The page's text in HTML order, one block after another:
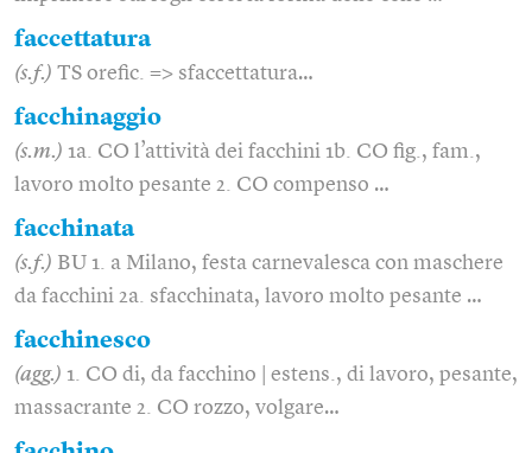
faccettatura
(s.f.) TS orefic. => sfaccettatura…
facchinaggio
(s.m.) 1a. CO l’attività dei facchini 1b. CO fig., fam.,
lavoro molto pesante 2. CO compenso …
facchinata
(s.f.) BU 1. a Milano, festa carnevalesca con maschere
da facchini 2a. sfacchinata, lavoro molto pesante …
facchinesco
(agg.) 1. CO di, da facchino | estens., di lavoro, pesante,
massacrante 2. CO rozzo, volgare…